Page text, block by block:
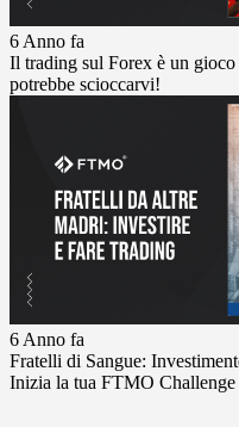
6 Anno fa
Il trading sul Forex è un gioco
potrebbe scioccarvi!
6 Anno fa
Fratelli di Sangue:
Inizia la tua FTMO Challenge